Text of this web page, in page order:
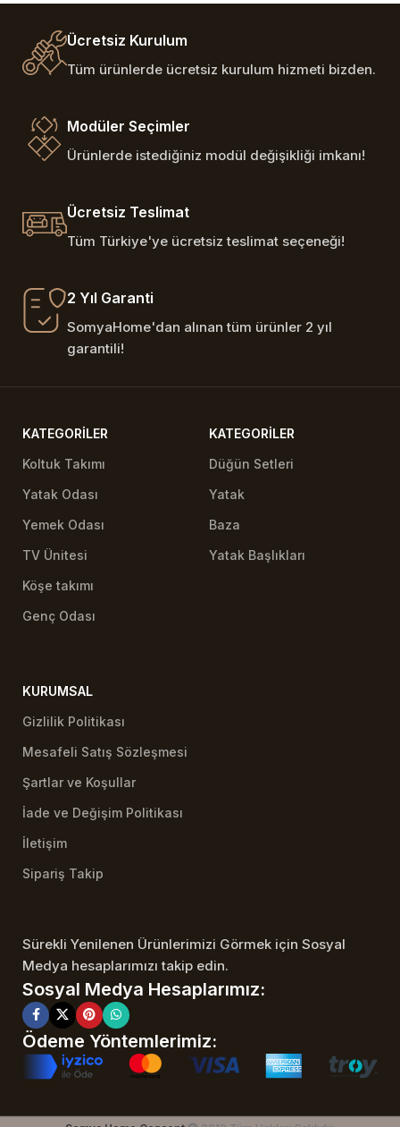
Ücretsiz Kurulum
Tüm ürünlerde ücretsiz kurulum hizmeti bizden.
Modüler Seçimler
Ürünlerde istediğiniz modül değişikliği imkanı!
Ücretsiz Teslimat
Tüm Türkiye'ye ücretsiz teslimat seçeneği!
2 Yıl Garanti
SomyaHome'dan alınan tüm ürünler 2 yıl
garantili!
KATEGORILER
Koltuk Takımı
Yatak Odası
Yemek Odası
TV Ünitesi
Köşe takımı
Genç Odası
KATEGORILER
Düğün Setleri
Yatak
Baza
Yatak Başlıkları
KURUMSAL
Gizlilik Politikası
Mesafeli Satış Sözleşmesi
Şartlar ve Koşullar
İade ve Değişim Politikası
İletişim
Sipariş Takip
Sürekli Yenilenen Ürünlerimizi Görmek için Sosyal
Medya hesaplarımızı takip edin.
Sosyal Medya Hesaplarımız:
Ödeme Yöntemlerimiz: